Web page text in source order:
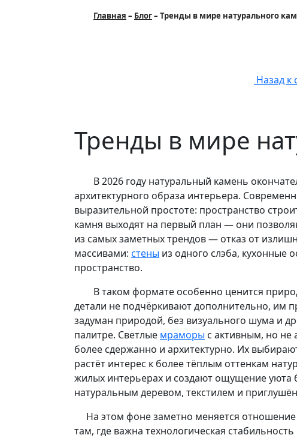
Главная Блог Тренды в мире натурального
Назад к
Тренды в мире
В 2026 году натуральный камень
архитектурного образа интерьера.
выразительной простоте: пространство
камня выходят на первый план — они
из самых заметных трендов — отказ от
массивами: стены из одного слэба, кухонные
пространство.
В таком формате особенно ценится
детали не подчёркивают дополнительно, им
задуман природой, без визуального шума и
палитре. Светлые мраморы с активным, но не
более сдержанно и архитектурно. Их
растёт интерес к более тёплым оттенкам
жилых интерьерах и создают ощущение уюта
натуральным деревом, текстилем и
На этом фоне заметно меняется отношение
там, где важна технологическая